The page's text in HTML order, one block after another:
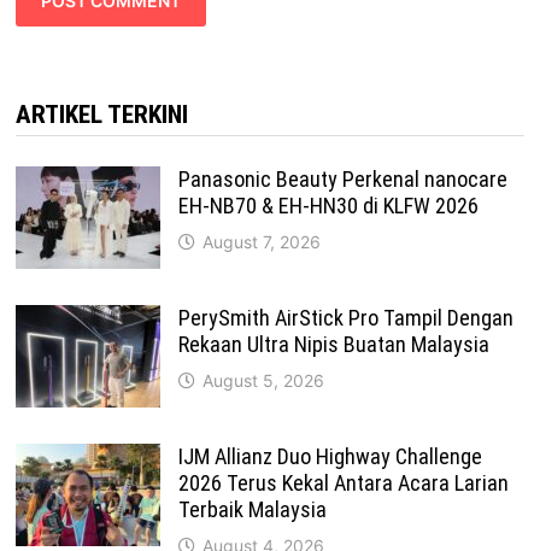
ARTIKEL TERKINI
Panasonic Beauty Perkenal nanocare
EH-NB70 & EH-HN30 di KLFW 2026
August 7, 2026
PerySmith AirStick Pro Tampil Dengan
Rekaan Ultra Nipis Buatan Malaysia
August 5, 2026
IJM Allianz Duo Highway Challenge
2026 Terus Kekal Antara Acara Larian
Terbaik Malaysia
August 4, 2026